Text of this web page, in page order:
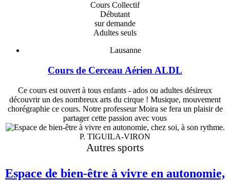
Cours Collectif
Débutant
sur demande
Adultes seuls
Lausanne
Cours de Cerceau Aérien ALDL
Ce cours est ouvert à tous enfants - ados ou adultes désireux
découvrir un des nombreux arts du cirque ! Musique, mouvement
chorégraphie ce cours. Notre professeur Moira se fera un plaisir de
partager cette passion avec vous
P. TIGUILA-VIRON
Autres sports
Espace de bien-être à vivre en autonomie,